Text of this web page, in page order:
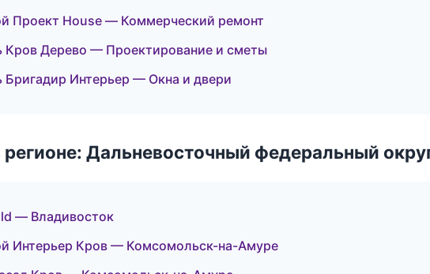
Проект House — Коммерческий ремонт
Кров Дерево — Проектирование и сметы
Бригадир Интерьер — Окна и двери
Дальневосточный федеральный
— Владивосток
Интерьер Кров — Комсомольск-на-Амуре